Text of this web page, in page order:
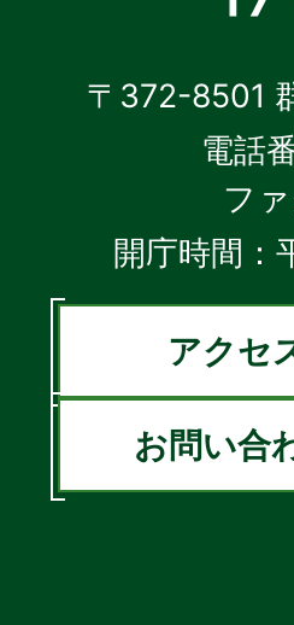
〒372-8501
電話
フ
開庁時間：
アクセ
お問い合